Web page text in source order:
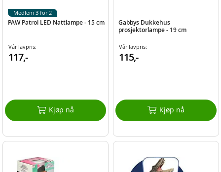
PAW Patrol LED Nattlampe - 15 cm
Vår lavpris:
117,-
Kjøp nå
Medlem 3 for 2
Gabbys Dukkehus
prosjektorlampe - 19 cm
Vår lavpris:
115,-
Kjøp nå